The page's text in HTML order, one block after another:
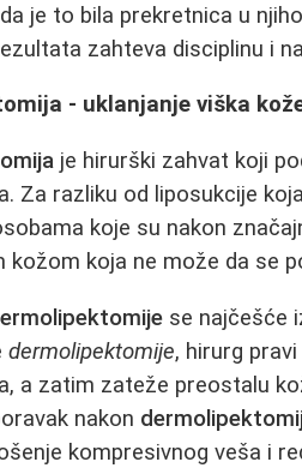
je to bila prekretnica u
zahteva disciplinu i
- uklanjanje viška
je hirurški zahvat koji
Za razliku od liposukcije
koje su nakon
kožom koja ne može da se
se najčešće
dermolipektomije, hirurg
a zatim zateže preostalu
nakon
kompresivnog veša i